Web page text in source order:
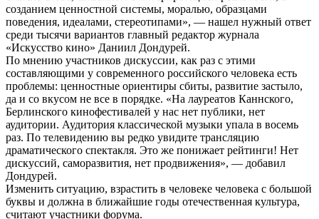
созданием ценностной системы, моралью, образцами
поведения, идеалами, стереотипами», — нашел нужный ответ
среди тысячи вариантов главный редактор журнала
«Искусство кино» Даниил Дондурей.
По мнению участников дискуссии, как раз с этими
составляющими у современного российского человека есть
проблемы: ценностные ориентиры сбиты, развитие застыло,
да и со вкусом не все в порядке. «На лауреатов Каннского,
Берлинского кинофестивалей у нас нет публики, нет
аудитории. Аудитория классической музыки упала в восемь
раз. По телевидению вы редко увидите трансляцию
драматического спектакля. Это же понижает рейтинги! Нет
дискуссий, саморазвития, нет продвижения», — добавил
Дондурей.
Изменить ситуацию, взрастить в человеке человека с большой
буквы и должна в ближайшие годы отечественная культура,
считают участники форума.